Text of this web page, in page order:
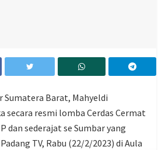
Sumatera Barat, Mahyeldi
secara resmi lomba Cerdas Cermat
dan sederajat se Sumbar yang
TV, Rabu (22/2/2023) di Aula